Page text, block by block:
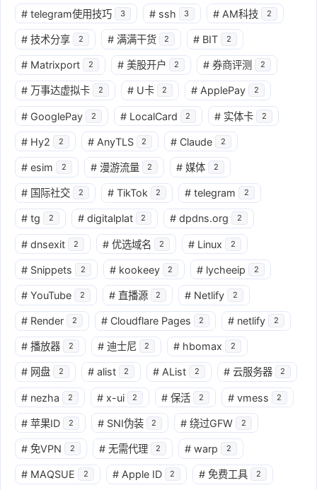
# telegram使用技巧 3 # ssh 3 # AM科技 2
# 技术分享 2 # 满满干货 2 # BIT 2
# Matrixport 2 # 美股开户 2 # 券商评测 2
# 万事达虚拟卡 2 # U卡 2 # ApplePay 2
# GooglePay 2 # LocalCard 2 # 实体卡 2
# Hy2 2 # AnyTLS 2 # Claude 2
# esim 2 # 漫游流量 2 # 媒体 2
# 国际社交 2 # TikTok 2 # telegram 2
# tg 2 # digitalplat 2 # dpdns.org 2
# dnsexit 2 # 优选域名 2 # Linux 2
# Snippets 2 # kookeey 2 # lycheeip 2
# YouTube 2 # 直播源 2 # Netlify 2
# Render 2 # Cloudflare Pages 2 # netlify 2
# 播放器 2 # 迪士尼 2 # hbomax 2
# 网盘 2 # alist 2 # AList 2 # 云服务器 2
# nezha 2 # x-ui 2 # 保活 2 # vmess 2
# 苹果ID 2 # SNI伪装 2 # 绕过GFW 2
# 免VPN 2 # 无需代理 2 # warp 2
# MAQSUE 2 # Apple ID 2 # 免费工具 2